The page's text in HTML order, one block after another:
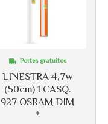
LINESTRA 4,7w
(50cm) 1 CASQ.
927 OSRAM DIM
*
Portes gratuitos